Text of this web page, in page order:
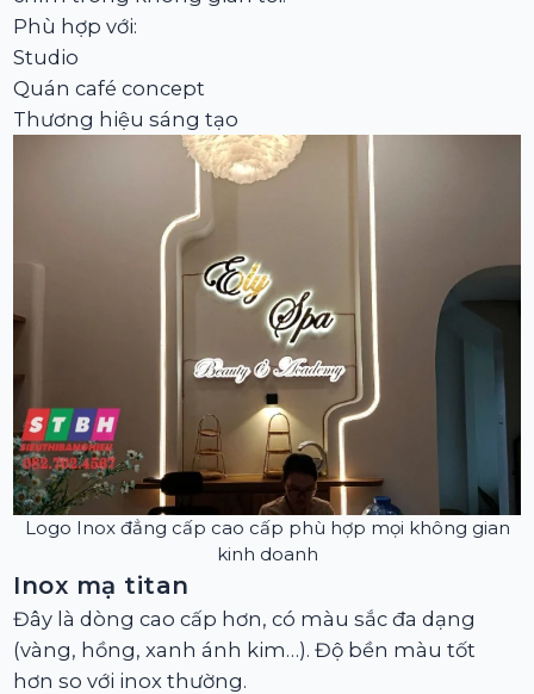
Phù hợp với:
Studio
Quán café concept
Thương hiệu sáng tạo
Logo Inox đẳng cấp cao cấp phù hợp mọi không gian
kinh doanh
Inox mạ titan
Đây là dòng cao cấp hơn, có màu sắc đa dạng
(vàng, hồng, xanh ánh kim…). Độ bền màu tốt
hơn so với inox thường.